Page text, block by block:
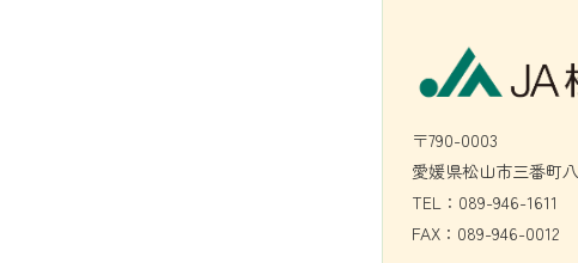
〒790-0003
愛媛県松山市三番町
TEL：089-946-1611
FAX：089-946-0012